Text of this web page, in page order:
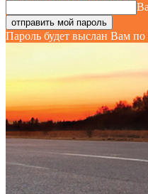
Пароль будет выслан Вам по